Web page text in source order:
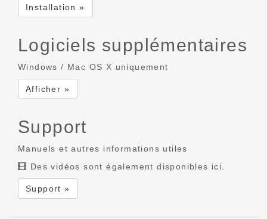
Installation »
Logiciels supplémentaires
Windows / Mac OS X uniquement
Afficher »
Support
Manuels et autres informations utiles
Des vidéos sont également disponibles ici.
Support »